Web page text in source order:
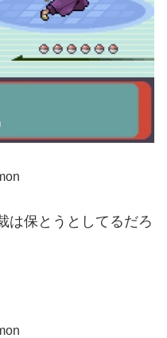
は保とうとしてるだろ